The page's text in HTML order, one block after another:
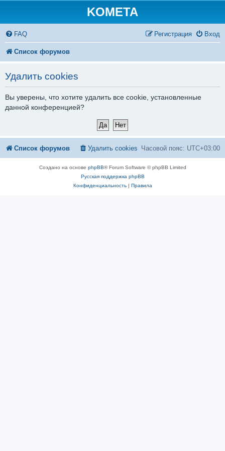
KOMETA
FAQ Вход
Регистрация
Список форумов
Удалить cookies
Вы уверены, что хотите удалить все cookie, установленные
данной конференцией?
Список форумов Часовой пояс: UTC+03:00
Удалить cookies
Создано на основе phpBB® Forum Software © phpBB Limited
Русская поддержка phpBB
Конфиденциальность| Правила